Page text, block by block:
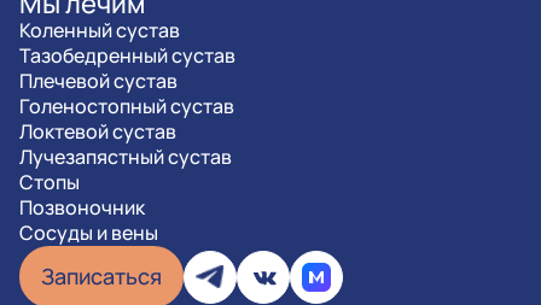
Коленный сустав
Тазобедренный сустав
Плечевой сустав
Голеностопный сустав
Локтевой сустав
Лучезапястный сустав
Стопы
Позвоночник
Сосуды и вены
Записаться